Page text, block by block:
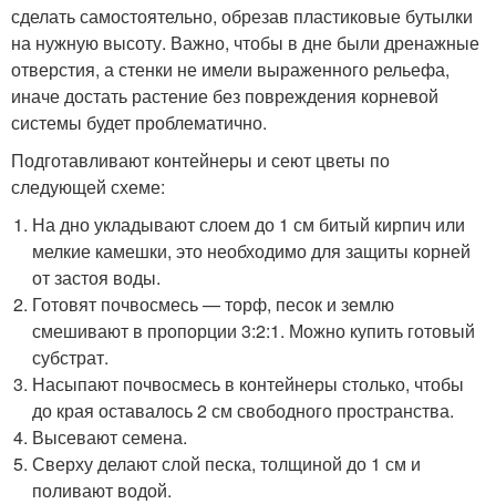
сделать самостоятельно, обрезав пластиковые бутылки
на нужную высоту. Важно, чтобы в дне были дренажные
отверстия, а стенки не имели выраженного рельефа,
иначе достать растение без повреждения корневой
системы будет проблематично.
Подготавливают контейнеры и сеют цветы по
следующей схеме:
На дно укладывают слоем до 1 см битый кирпич или
мелкие камешки, это необходимо для защиты корней
от застоя воды.
Готовят почвосмесь — торф, песок и землю
смешивают в пропорции 3:2:1. Можно купить готовый
субстрат.
Насыпают почвосмесь в контейнеры столько, чтобы
до края оставалось 2 см свободного пространства.
Высевают семена.
Сверху делают слой песка, толщиной до 1 см и
поливают водой.